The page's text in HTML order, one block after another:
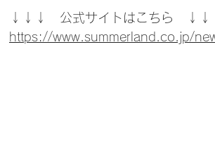
↓↓↓　公式サイトはこちら　
https://www.summerland.co.jp/